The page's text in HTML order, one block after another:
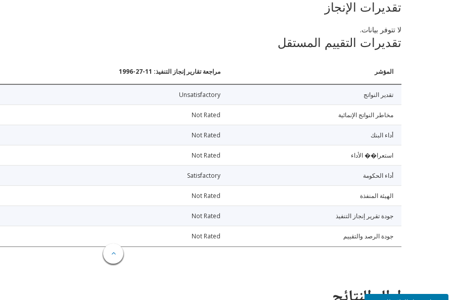
تقديرات الإنجاز
لا تتوفر بيانات.
تقديرات التقييم المستقل
المؤشر مراجعة تقارير إنجاز التنفيذ: 11-27-1996
تقدير النواتج Unsatisfactory
مخاطر النواتج الإنمائية Not Rated
أداء البنك Not Rated
استعرا�� الأداء Not Rated
أداء الحكومة Satisfactory
الهيئة المنفذة Not Rated
جودة تقرير إنجاز التنفيذ Not Rated
جودة الرصد والتقييم Not Rated